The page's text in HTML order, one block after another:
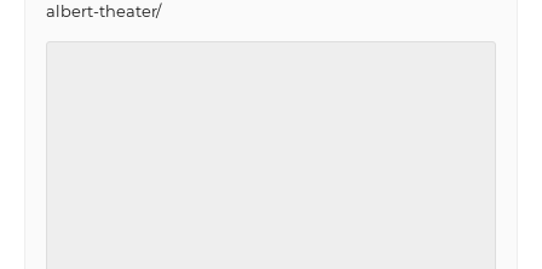
albert-theater/